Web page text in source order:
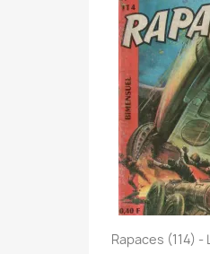
Rapaces (114)